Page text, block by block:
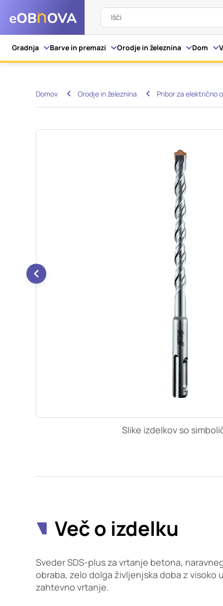
Išči
Gradnja Barve in premazi Orodje in železnina Dom
Domov Orodje in železnina Pribor za električno
Slike izdelkov so
Več o izdelku
Sveder SDS-plus za vrtanje betona,
obraba, zelo dolga življenjska doba z visoko
zahtevno vrtanje.
Nastavitve
Ko obiščete katero
pa skrbijo, da vaše
izkušnjo. Nekatere
informacij in
tega spletnega
Obvezni piškotki
Ti piškotki so nujni
so nastavljeni
zasebnosti, prijava
vas opozori na njih.
Piškotki za
S temi piškotki
opazujemo, kako
anonimni. Če
Piškotki za ciljno
Te piškotke
izdelavo profila
mestih. Pri delu